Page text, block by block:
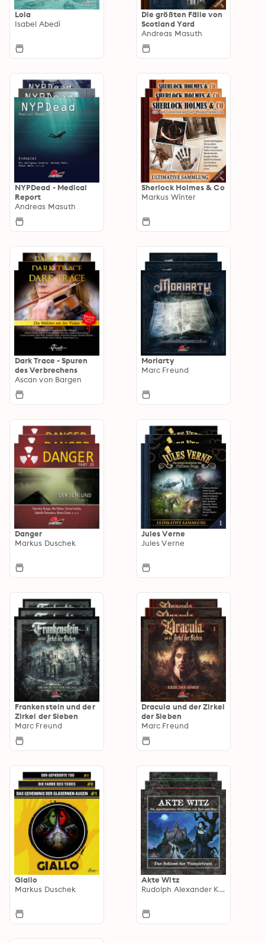
Lola
Isabel Abedi
Die größten Fälle von
Scotland Yard
Andreas Masuth
NYPDead - Medical
Report
Andreas Masuth
Sherlock Holmes & Co
Markus Winter
Dark Trace - Spuren
des Verbrechens
Ascan von Bargen
Moriarty
Marc Freund
Danger
Markus Duschek
Jules Verne
Jules Verne
Frankenstein und der
Zirkel der Sieben
Marc Freund
Dracula und der Zirkel
der Sieben
Marc Freund
Giallo
Markus Duschek
Akte Witz
Rudolph Alexander Kremer